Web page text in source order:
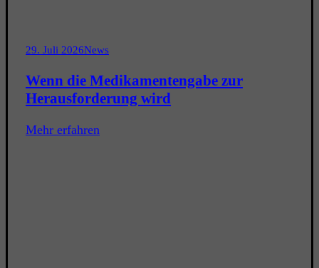
29. Juli 2026News
Wenn die Medikamentengabe zur
Herausforderung wird
Mehr erfahren